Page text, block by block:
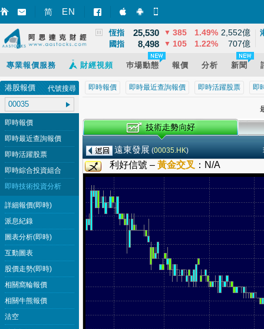
简 EN 智財迅 (iPhone)
智財迅 (Android)
上證 3,900
恆指 25,530 ▼ 385 1.49% 2,552億
國指 8,498 ▼ 105 1.22% 707億
專業報價服務 財經視頻 巿場動態 報價 分析 新聞
即時報價 即時最近查詢報價 即時活躍股票 即
遠東發展 (00035.HK)
利好信號 – 黃金交叉 ： N/A
港股報價 代號搜尋
即時報價
即時最近查詢報價
即時活躍股票
即時綜合投資組合
即時技術投資分析
詳細報價(即時)
派息紀錄
圖表分析(即時)
互動圖表
股價走勢(即時)
相關窩輪報價
相關牛熊報價
沽空